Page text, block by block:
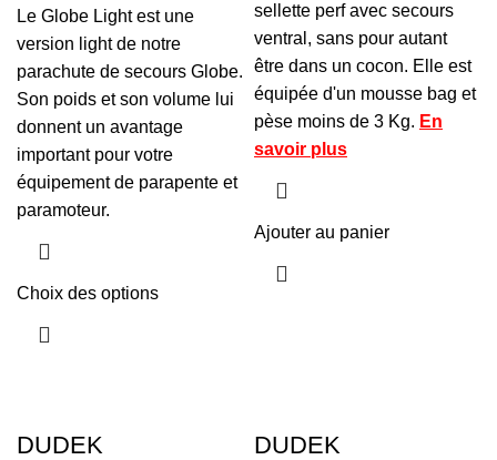
Le Globe Light est une
version light de notre
parachute de secours Globe.
Son poids et son volume lui
donnent un avantage
important pour votre
équipement de parapente et
paramoteur.
Choix des options
sellette perf avec secours
ventral, sans pour autant
être dans un cocon. Elle est
équipée d'un mousse bag et
pèse moins de 3 Kg. En
savoir plus
Ajouter au panier
DUDEK
DUDEK